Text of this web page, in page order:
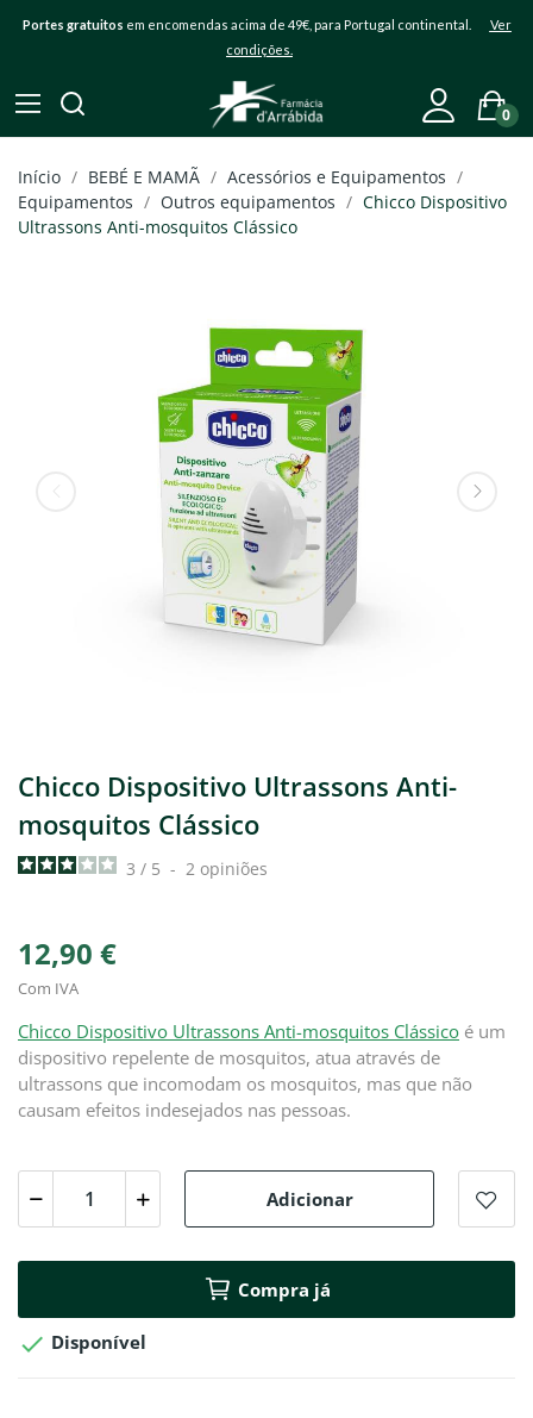
Portes gratuitos em encomendas acima de 49€, para Portugal continental. Ver
condições.
0
Início BEBÉ E MAMÃ
Acessórios e Equipamentos
Equipamentos
Outros equipamentos
Chicco Dispositivo
Ultrassons Anti-mosquitos Clássico
Chicco Dispositivo Ultrassons Anti-
mosquitos Clássico
3 / 5 - 2 opiniões
12,90 €
Com IVA
Chicco Dispositivo Ultrassons Anti-mosquitos Clássico é um
dispositivo repelente de mosquitos, atua através de
ultrassons que incomodam os mosquitos, mas que não
causam efeitos indesejados nas pessoas.
Adicionar
Compra já
 Disponível